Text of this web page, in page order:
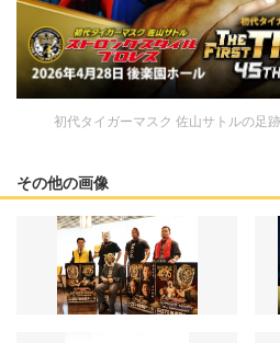
初代タイガーマスク 佐山サトルの足
その他の画像